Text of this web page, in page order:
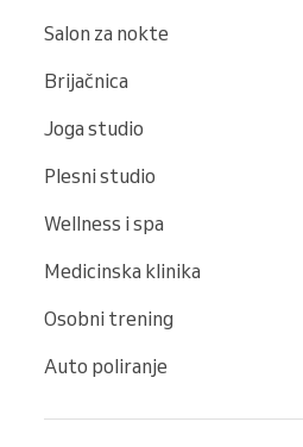
Salon za nokte
Brijačnica
Joga studio
Plesni studio
Wellness i spa
Medicinska klinika
Osobni trening
Auto poliranje